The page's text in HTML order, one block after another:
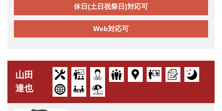
休日(土日祝祭日)対応可
Web対応可
山田
達也